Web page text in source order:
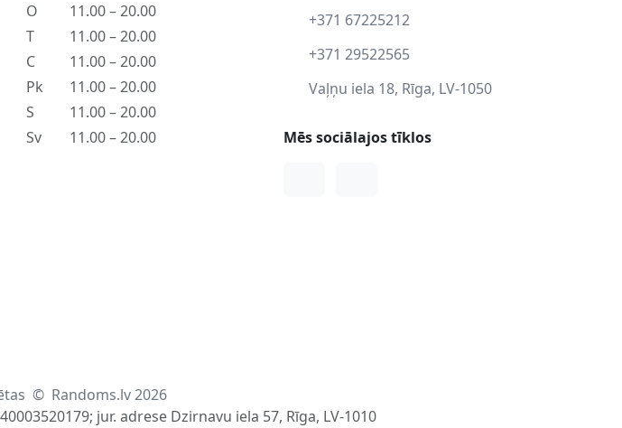
O
11.00 – 20.00
T
11.00 – 20.00
C
11.00 – 20.00
Pk
11.00 – 20.00
S
11.00 – 20.00
Sv
11.00 – 20.00
+371 67225212
+371 29522565
Vaļņu iela 18, Rīga, LV-1050
Mēs sociālajos tīklos
© Randoms.lv 2026
jur. adrese Dzirnavu iela 57, Rīga, LV-1010